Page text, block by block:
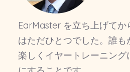
EarMaster を立ち上げて
はただひとつでした。誰も
楽しくイヤートレーニング